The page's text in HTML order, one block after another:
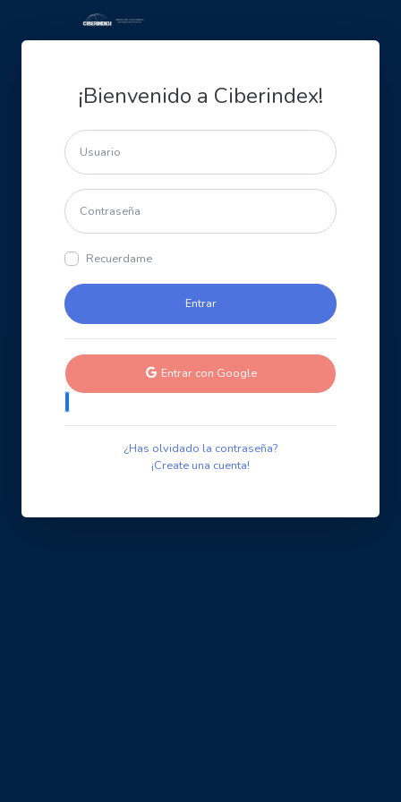
¡Bienvenido a Ciberindex!
Recuerdame
Entrar con Google
¿Has olvidado la contraseña?
¡Create una cuenta!